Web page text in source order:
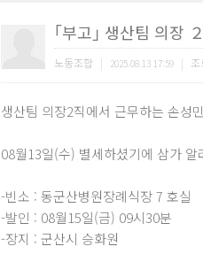
｢부고｣ 생산팀 의장
노동조합 | 2025.08.13 17:59 | 조
생산팀 의장2직에서 근무하는 손성
08월13일(수) 별세하셨기에 삼가 알
-빈소 : 동군산병원장례식장 7 호실
-발인 : 08월15일(금) 09시30분
-장지 : 군산시 승화원